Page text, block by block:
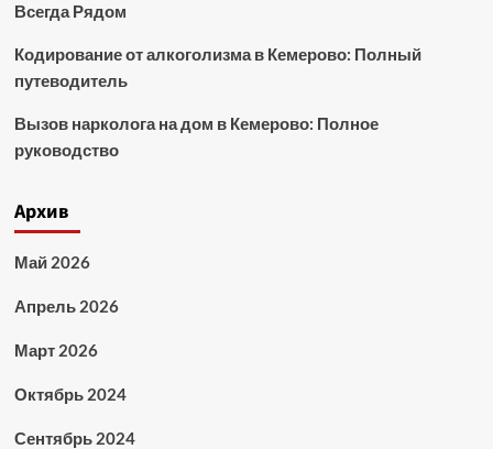
Всегда Рядом
Кодирование от алкоголизма в Кемерово: Полный
путеводитель
Вызов нарколога на дом в Кемерово: Полное
руководство
Архив
Май 2026
Апрель 2026
Март 2026
Октябрь 2024
Сентябрь 2024